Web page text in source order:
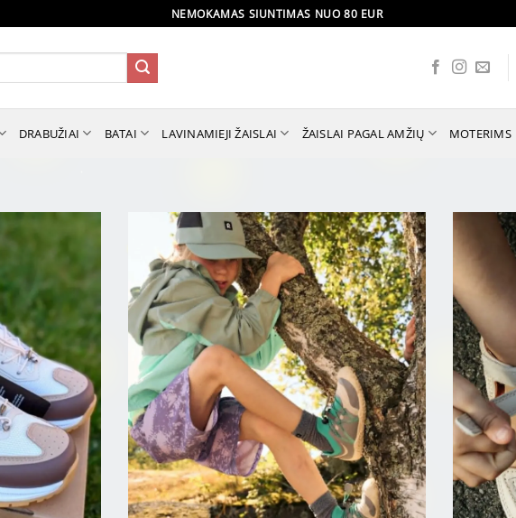
NEMOKAMAS SIUNTIMAS NUO 80 EUR
DRABUŽIAI BATAI LAVINAMIEJI ŽAISLAI ŽAISLAI PAGAL AMŽIŲ MOTERIMS